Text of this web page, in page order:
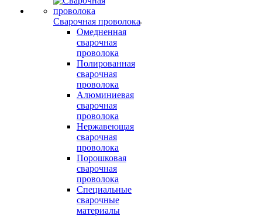
Сварочная проволока
Омедненная
сварочная
проволока
Полированная
сварочная
проволока
Алюминиевая
сварочная
проволока
Нержавеющая
сварочная
проволока
Порошковая
сварочная
проволока
Специальные
сварочные
материалы